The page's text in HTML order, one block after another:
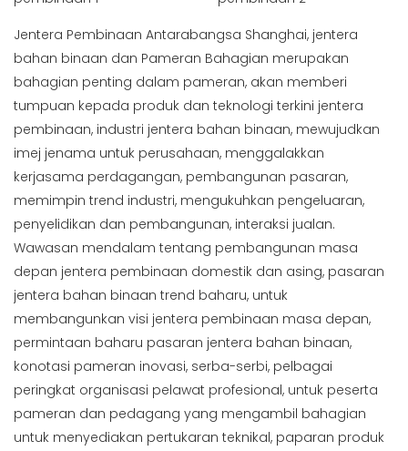
Jentera Pembinaan Antarabangsa Shanghai, jentera
bahan binaan dan Pameran Bahagian merupakan
bahagian penting dalam pameran, akan memberi
tumpuan kepada produk dan teknologi terkini jentera
pembinaan, industri jentera bahan binaan, mewujudkan
imej jenama untuk perusahaan, menggalakkan
kerjasama perdagangan, pembangunan pasaran,
memimpin trend industri, mengukuhkan pengeluaran,
penyelidikan dan pembangunan, interaksi jualan.
Wawasan mendalam tentang pembangunan masa
depan jentera pembinaan domestik dan asing, pasaran
jentera bahan binaan trend baharu, untuk
membangunkan visi jentera pembinaan masa depan,
permintaan baharu pasaran jentera bahan binaan,
konotasi pameran inovasi, serba-serbi, pelbagai
peringkat organisasi pelawat profesional, untuk peserta
pameran dan pedagang yang mengambil bahagian
untuk menyediakan pertukaran teknikal, paparan produk